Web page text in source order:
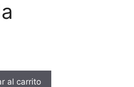
al carrito